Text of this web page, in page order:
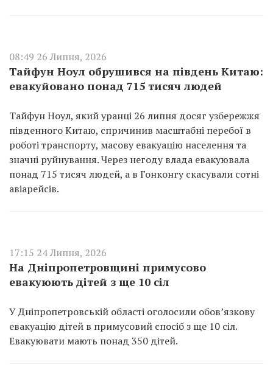
08:49 26 Липня, 2026
Тайфун Ноул обрушився на південь Китаю:
евакуйовано понад 715 тисяч людей
Тайфун Ноул, який уранці 26 липня досяг узбережжя
південного Китаю, спричинив масштабні перебої в
роботі транспорту, масову евакуацію населення та
значні руйнування. Через негоду влада евакуювала
понад 715 тисяч людей, а в Гонконгу скасували сотні
авіарейсів.
17:15 24 Липня, 2026
На Дніпропетровщині примусово
евакуюють дітей з ще 10 сіл
У Дніпропетровській області оголосили обов’язкову
евакуацію дітей в примусовий спосіб з ще 10 сіл.
Евакуювати мають понад 350 дітей.